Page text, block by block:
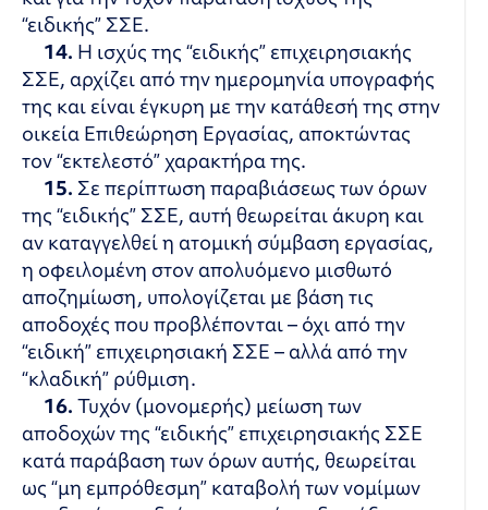
“ειδικής” ΣΣΕ.
14. Η ισχύς της “ειδικής” επιχειρησιακής
ΣΣΕ, αρχίζει από την ημερομηνία υπογραφής
της και είναι έγκυρη με την κατάθεσή της στην
οικεία Επιθεώρηση Εργασίας, αποκτώντας
τον “εκτελεστό” χαρακτήρα της.
15. Σε περίπτωση παραβιάσεως των όρων
της “ειδικής” ΣΣΕ, αυτή θεωρείται άκυρη και
αν καταγγελθεί η ατομική σύμβαση εργασίας,
η οφειλομένη στον απολυόμενο μισθωτό
αποζημίωση, υπολογίζεται με βάση τις
αποδοχές που προβλέπονται – όχι από την
“ειδική” επιχειρησιακή ΣΣΕ – αλλά από την
“κλαδική” ρύθμιση.
16. Τυχόν (μονομερής) μείωση των
αποδοχών της “ειδικής” επιχειρησιακής ΣΣΕ
κατά παράβαση των όρων αυτής, θεωρείται
ως “μη εμπρόθεσμη” καταβολή των νομίμων